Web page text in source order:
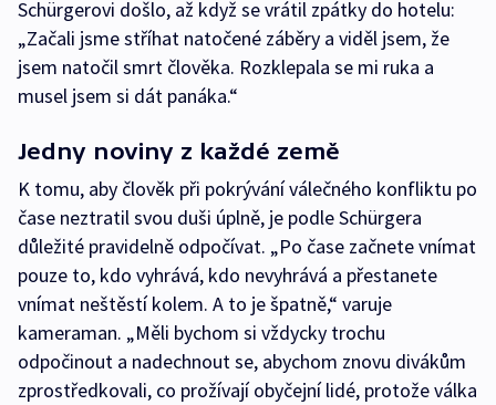
Schürgerovi došlo, až když se vrátil zpátky do hotelu:
„Začali jsme stříhat natočené záběry a viděl jsem, že
jsem natočil smrt člověka. Rozklepala se mi ruka a
musel jsem si dát panáka.“
Jedny noviny z každé země
K tomu, aby člověk při pokrývání válečného konfliktu po
čase neztratil svou duši úplně, je podle Schürgera
důležité pravidelně odpočívat. „Po čase začnete vnímat
pouze to, kdo vyhrává, kdo nevyhrává a přestanete
vnímat neštěstí kolem. A to je špatně,“ varuje
kameraman. „Měli bychom si vždycky trochu
odpočinout a nadechnout se, abychom znovu divákům
zprostředkovali, co prožívají obyčejní lidé, protože válka